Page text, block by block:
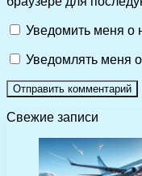
Уведомить меня о
Уведомлять меня
Свежие записи